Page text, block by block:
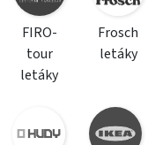
FIRO-
tour
letáky
Frosch
letáky